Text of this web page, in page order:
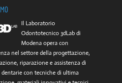
Il Laboratorio
Odontotecnico 3dLab di
Modena opera con
nel settore della progettazione,
riparazione e assistenza di
dentarie con tecniche di ultima